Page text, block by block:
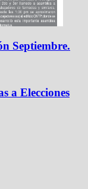
Septiembre.
a Elecciones